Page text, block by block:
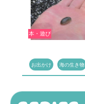
本・遊び
お出かけ 海の生き物